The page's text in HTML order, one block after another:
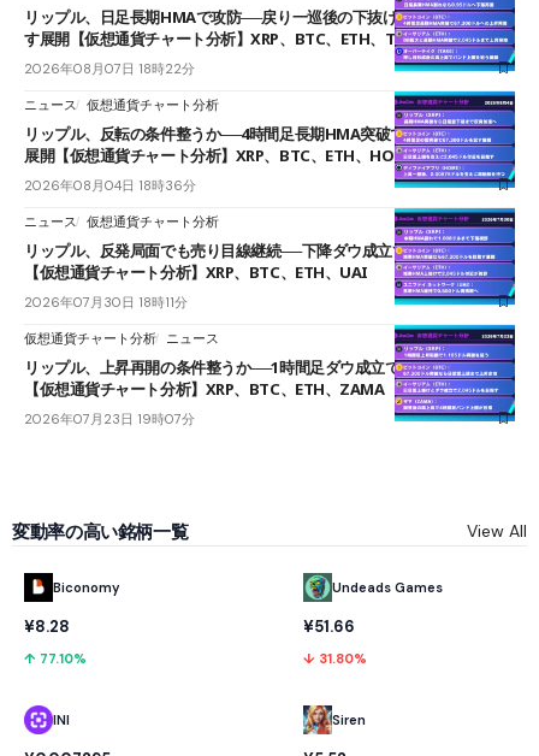
リップル、日足長期HMAで攻防──戻り一巡後の下抜けで0.95ドルを試
す展開【仮想通貨チャート分析】XRP、BTC、ETH、TAKE
2026年08月07日 18時22分
ニュース 仮想通貨チャート分析
リップル、反転の条件整うか──4時間足長期HMA突破で雲下端を目指す
展開【仮想通貨チャート分析】XRP、BTC、ETH、HOME
2026年08月04日 18時36分
ニュース 仮想通貨チャート分析
リップル、反発局面でも売り目線継続──下降ダウ成立で下値追う展開
【仮想通貨チャート分析】XRP、BTC、ETH、UAI
2026年07月30日 18時11分
仮想通貨チャート分析 ニュース
リップル、上昇再開の条件整うか──1時間足ダウ成立で1.185ドルを狙う
【仮想通貨チャート分析】XRP、BTC、ETH、ZAMA
2026年07月23日 19時07分
変動率の高い銘柄一覧 View All
Biconomy
¥8.28
↑ 77.10%
INI
Undeads Games
¥51.66
↓ 31.80%
Siren